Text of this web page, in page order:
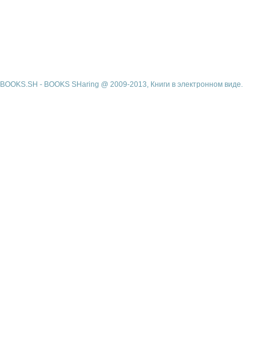
BOOKS.SH - BOOKS SHaring @ 2009-2013, Книги в электронном виде.